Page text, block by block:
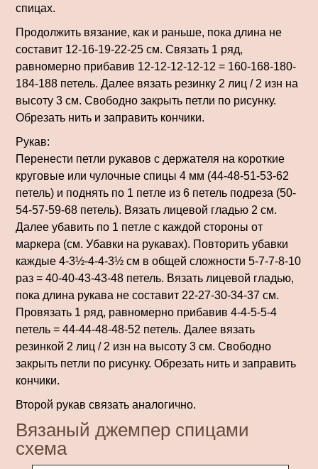
спицах.
Продолжить вязание, как и раньше, пока длина не
составит 12-16-19-22-25 см. Связать 1 ряд,
равномерно прибавив 12-12-12-12-12 = 160-168-180-
184-188 петель. Далее вязать резинку 2 лиц / 2 изн на
высоту 3 см. Свободно закрыть петли по рисунку.
Обрезать нить и заправить кончики.
Рукав:
Перенести петли рукавов с держателя на короткие
круговые или чулочные спицы 4 мм (44-48-51-53-62
петель) и поднять по 1 петле из 6 петель подреза (50-
54-57-59-68 петель). Вязать лицевой гладью 2 см.
Далее убавить по 1 петле с каждой стороны от
маркера (см. Убавки на рукавах). Повторить убавки
каждые 4-3½-4-4-3½ см в общей сложности 5-7-7-8-10
раз = 40-40-43-43-48 петель. Вязать лицевой гладью,
пока длина рукава не составит 22-27-30-34-37 см.
Провязать 1 ряд, равномерно прибавив 4-4-5-5-4
петель = 44-44-48-48-52 петель. Далее вязать
резинкой 2 лиц / 2 изн на высоту 3 см. Свободно
закрыть петли по рисунку. Обрезать нить и заправить
кончики.
Второй рукав связать аналогично.
Вязаный джемпер спицами
схема